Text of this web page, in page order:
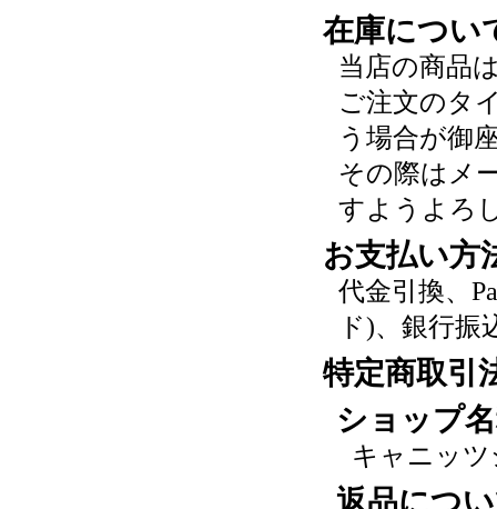
在庫につい
当店の商品
ご注文のタ
う場合が御
その際はメ
すようよろ
お支払い方
代金引換、
ド)、銀行振
特定商取引
ショップ
キャニッ
返品につ